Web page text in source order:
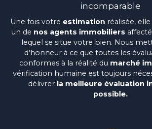
incomparable
Une fois votre estimation réalisée,
un de nos agents immobiliers
lequel se situe votre bien. Nous
d'honneur à ce que toutes les
conformes à la réalité du marché
vérification humaine est toujours
délivrer la meilleure évaluation
possible.